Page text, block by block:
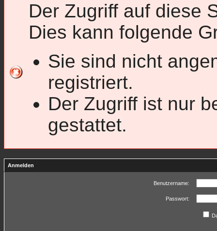
Der Zugriff auf diese
Dies kann folgende
Sie sind nicht
registriert.
Der Zugriff ist nur
gestattet.
Anmelden
Benutzername:
Passwort: